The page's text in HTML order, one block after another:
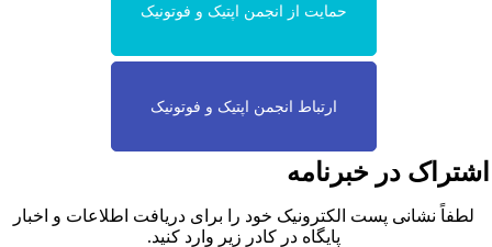
حمایت از انجمن اپتیک و فوتونیک
ارتباط انجمن اپتیک و فوتونیک
در خبرنامه
لطفاً نشانی پست الکترونیک خود را برای دریافت اطلاعات و اخبار
پایگاه در کادر زیر وارد کنید.